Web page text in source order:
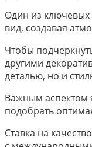
Один из
вид, создавая
Чтобы
другими
деталью, но и
Важным аспектом
подобрать
Ставка на